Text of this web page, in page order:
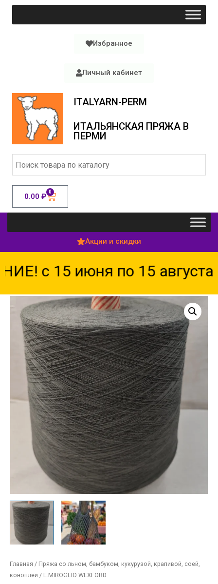
Избранное
Личный кабинет
ITALYARN-PERM
ИТАЛЬЯНСКАЯ ПРЯЖА В
ПЕРМИ
0.00 ₽ 0
Акции и скидки
с 15 июня по 15 августа
Главная / Пряжа со льном, бамбуком, кукурузой, крапивой, соей,
коноплей / E.MIROGLIO WEXFORD